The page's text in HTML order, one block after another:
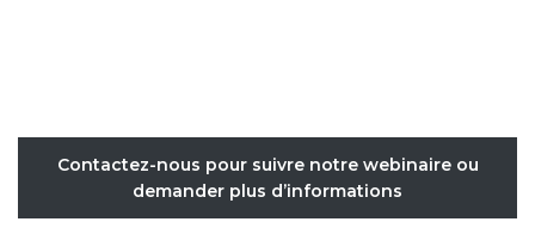
Contactez-nous pour suivre notre webinaire ou
demander plus d’informations